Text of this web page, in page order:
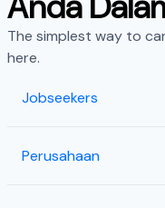
The simplest way to
here.
Jobseekers
Perusahaan